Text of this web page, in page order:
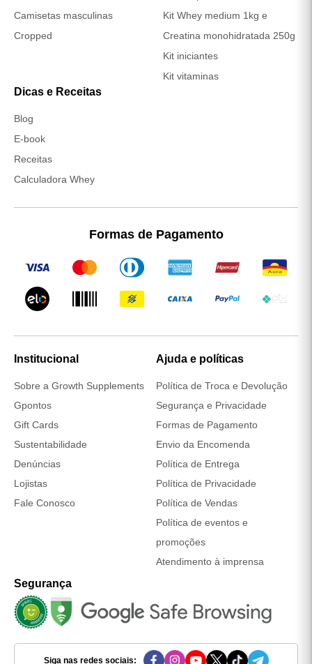
Camisetas masculinas
Cropped
Kit Whey medium 1kg e
Creatina monohidratada 250g
Kit iniciantes
Kit vitaminas
Dicas e Receitas
Blog
E-book
Receitas(abre em nova janela)
Calculadora Whey
Formas de Pagamento
Institucional
Sobre a Growth Supplements
Gpontos
Gift Cards
Sustentabilidade
Denúncias
Lojistas
Fale Conosco
Ajuda e políticas
Política de Troca e Devolução
Segurança e Privacidade
Formas de Pagamento
Envio da Encomenda
Política de Entrega
Política de Privacidade
Política de Vendas
Política de eventos e
promoções
Atendimento à imprensa
Segurança
Siga nas redes sociais: